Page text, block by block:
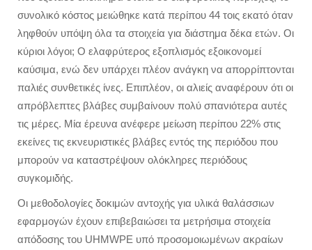
συνολικό κόστος μειώθηκε κατά περίπου 44 τοις εκατό όταν
ληφθούν υπόψη όλα τα στοιχεία για διάστημα δέκα ετών. Οι
κύριοι λόγοι; Ο ελαφρύτερος εξοπλισμός εξοικονομεί
καύσιμα, ενώ δεν υπάρχει πλέον ανάγκη να απορρίπτονται
παλιές συνθετικές ίνες. Επιπλέον, οι αλιείς αναφέρουν ότι οι
απρόβλεπτες βλάβες συμβαίνουν πολύ σπανιότερα αυτές
τις μέρες. Μία έρευνα ανέφερε μείωση περίπου 22% στις
εκείνες τις εκνευριστικές βλάβες εντός της περιόδου που
μπορούν να καταστρέψουν ολόκληρες περιόδους
συγκομιδής.
Οι μεθοδολογίες δοκιμών αντοχής για υλικά θαλάσσιων
εφαρμογών έχουν επιβεβαιώσει τα μετρήσιμα στοιχεία
απόδοσης του UHMWPE υπό προσομοιωμένων ακραίων